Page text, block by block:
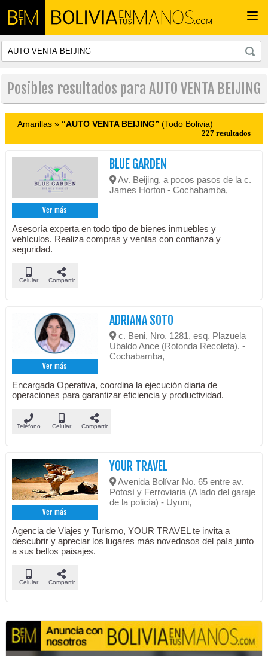
Posibles resultados para AUTO VENTA BEIJING
Amarillas » “AUTO VENTA BEIJING” (Todo Bolivia)
227 resultados
Ver más
BLUE GARDEN
Av. Beijing, a pocos pasos de la c.
James Horton - Cochabamba,
Asesoría experta en todo tipo de bienes inmuebles y
vehículos. Realiza compras y ventas con confianza y
seguridad.
Celular Compartir
Ver más
ADRIANA SOTO
c. Beni, Nro. 1281, esq. Plazuela
Ubaldo Ance (Rotonda Recoleta). -
Cochabamba,
Encargada Operativa, coordina la ejecución diaria de
operaciones para garantizar eficiencia y productividad.
Teléfono Celular Compartir
Ver más
YOUR TRAVEL
Avenida Bolívar No. 65 entre av.
Potosí y Ferroviaria (A lado del garaje
de la policía) - Uyuni,
Agencia de Viajes y Turismo, YOUR TRAVEL te invita a
descubrir y apreciar los lugares más novedosos del país junto
a sus bellos paisajes.
Celular Compartir